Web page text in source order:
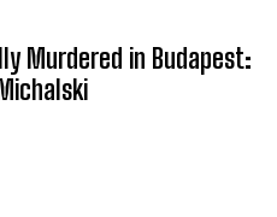
Murdered in Budapest: